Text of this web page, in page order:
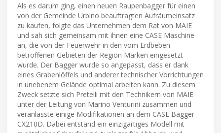
Als es darum ging, einen neuen Raupenbagger für einen
von der Gemeinde Urbino beauftragten Aufräumeinsatz
zu kaufen, folgte das Unternehmen dem Rat von MAIE
und sah sich gemeinsam mit ihnen eine CASE Maschine
an, die von der Feuerwehr in den vom Erdbeben
betroffenen Gebieten der Region Marken eingesetzt
wurde. Der Bagger wurde so angepasst, dass er dank
eines Grabenlöffels und anderer technischer Vorrichtungen
in unebenem Gelände optimal arbeiten kann. Zu diesem
Zweck setzte sich Pretelli mit den Technikern von MAIE
unter der Leitung von Marino Venturini zusammen und
veranlasste einige Modifikationen an dem CASE Bagger
CX210D. Dabei entstand ein einzigartiges Modell mit